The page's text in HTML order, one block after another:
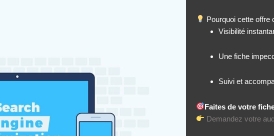
Pourquoi cette offre
Visibilité
Une fiche
Suivi et
Faites de votre
Demandez votre